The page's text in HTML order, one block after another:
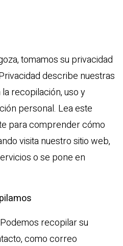
tomamos su privacidad
describe nuestras
recopilación, uso y
personal. Lea este
para comprender cómo
visita nuestro sitio web,
o se pone en
recopilar su
como correo